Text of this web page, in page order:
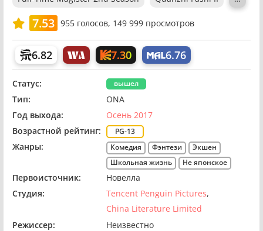
7.53 955голосов, 149 999 просмотров
6.82 7.30 6.76
Статус: вышел
Тип:
ONA
Год выхода:
Осень 2017
Возрастной рейтинг:
PG-13
Жанры: Комедия Фэнтези
Экшен
Школьная жизнь
Не японское
Первоисточник:
Новелла
Студия:
Tencent Penguin Pictures
China Literature Limited
Режиссер:
Неизвестно